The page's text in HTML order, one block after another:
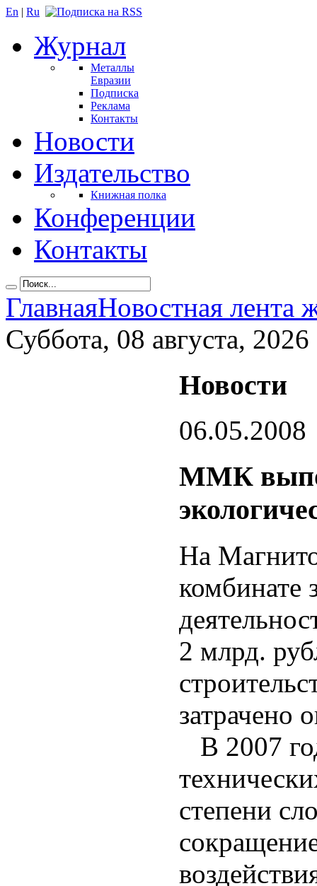
En | Ru
Журнал
Металлы
Евразии
Подписка
Реклама
Контакты
Новости
Издательство
Книжная полка
Конференции
Контакты
ГлавнаяНовостная лента
Суббота, 08 августа, 2026
Новости
06.05.2008
ММК
На
комбинате
2 млрд.
затрачено
В 2007
степени